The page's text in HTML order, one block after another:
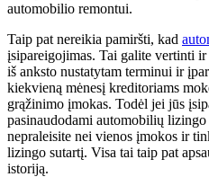
automobilio remontui.
Taip pat nereikia pamiršti, kad
įsipareigojimas. Tai galite vertinti
iš anksto nustatytam terminui ir
kiekvieną mėnesį kreditoriams
grąžinimo įmokas. Todėl jei jūs
pasinaudodami automobilių
nepraleisite nei vienos įmokos ir
lizingo sutartį. Visa tai taip pat
istoriją.